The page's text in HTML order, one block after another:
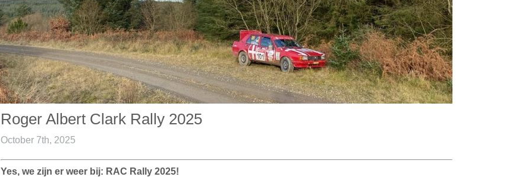
Roger Albert Clark Rally 2025
October 7th, 2025
Yes, we zijn er weer bij: RAC Rally 2025!